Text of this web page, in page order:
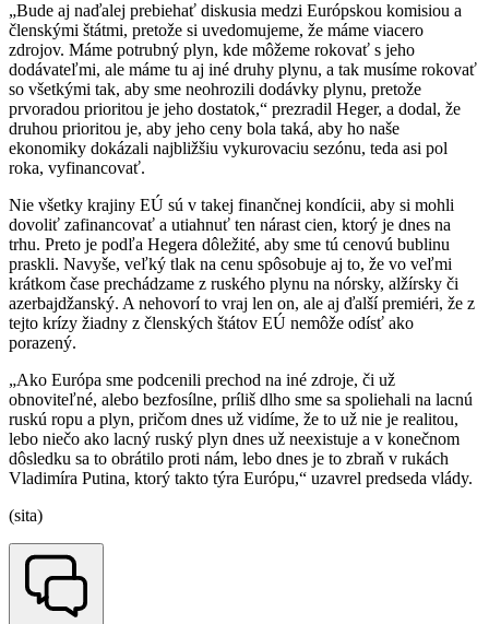
„Bude aj naďalej prebiehať diskusia medzi Európskou komisiou a
členskými štátmi, pretože si uvedomujeme, že máme viacero
zdrojov. Máme potrubný plyn, kde môžeme rokovať s jeho
dodávateľmi, ale máme tu aj iné druhy plynu, a tak musíme rokovať
so všetkými tak, aby sme neohrozili dodávky plynu, pretože
prvoradou prioritou je jeho dostatok,“ prezradil Heger, a dodal, že
druhou prioritou je, aby jeho ceny bola taká, aby ho naše
ekonomiky dokázali najbližšiu vykurovaciu sezónu, teda asi pol
roka, vyfinancovať.
Nie všetky krajiny EÚ sú v takej finančnej kondícii, aby si mohli
dovoliť zafinancovať a utiahnuť ten nárast cien, ktorý je dnes na
trhu. Preto je podľa Hegera dôležité, aby sme tú cenovú bublinu
praskli. Navyše, veľký tlak na cenu spôsobuje aj to, že vo veľmi
krátkom čase prechádzame z ruského plynu na nórsky, alžírsky či
azerbajdžanský. A nehovorí to vraj len on, ale aj ďalší premiéri, že z
tejto krízy žiadny z členských štátov EÚ nemôže odísť ako
porazený.
„Ako Európa sme podcenili prechod na iné zdroje, či už
obnoviteľné, alebo bezfosílne, príliš dlho sme sa spoliehali na lacnú
ruskú ropu a plyn, pričom dnes už vidíme, že to už nie je realitou,
lebo niečo ako lacný ruský plyn dnes už neexistuje a v konečnom
dôsledku sa to obrátilo proti nám, lebo dnes je to zbraň v rukách
Vladimíra Putina, ktorý takto týra Európu,“ uzavrel predseda vlády.
(sita)